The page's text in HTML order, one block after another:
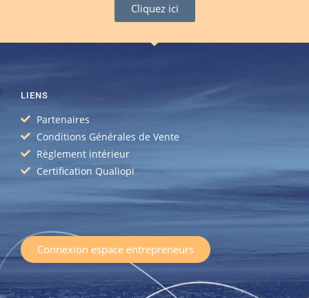
Cliquez ici
LIENS
Partenaires
Conditions Générales de Vente
Règlement intérieur
Certification Qualiopi
Connexion espace entrepreneurs